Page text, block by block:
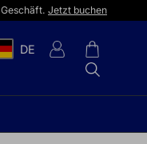
Jetzt buchen
DE